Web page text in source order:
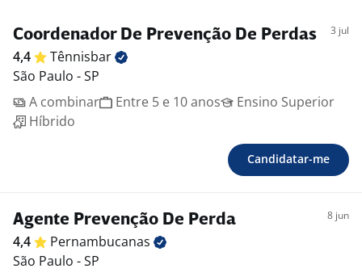
Coordenador De Prevenção De Perdas 3 jul
4,4
Tênnisbar
São Paulo - SP
A combinar
Entre 5 e 10 anos
Ensino Superior
Híbrido
Candidatar-me
Agente Prevenção De Perda 8 jun
4,4
Pernambucanas
São Paulo - SP